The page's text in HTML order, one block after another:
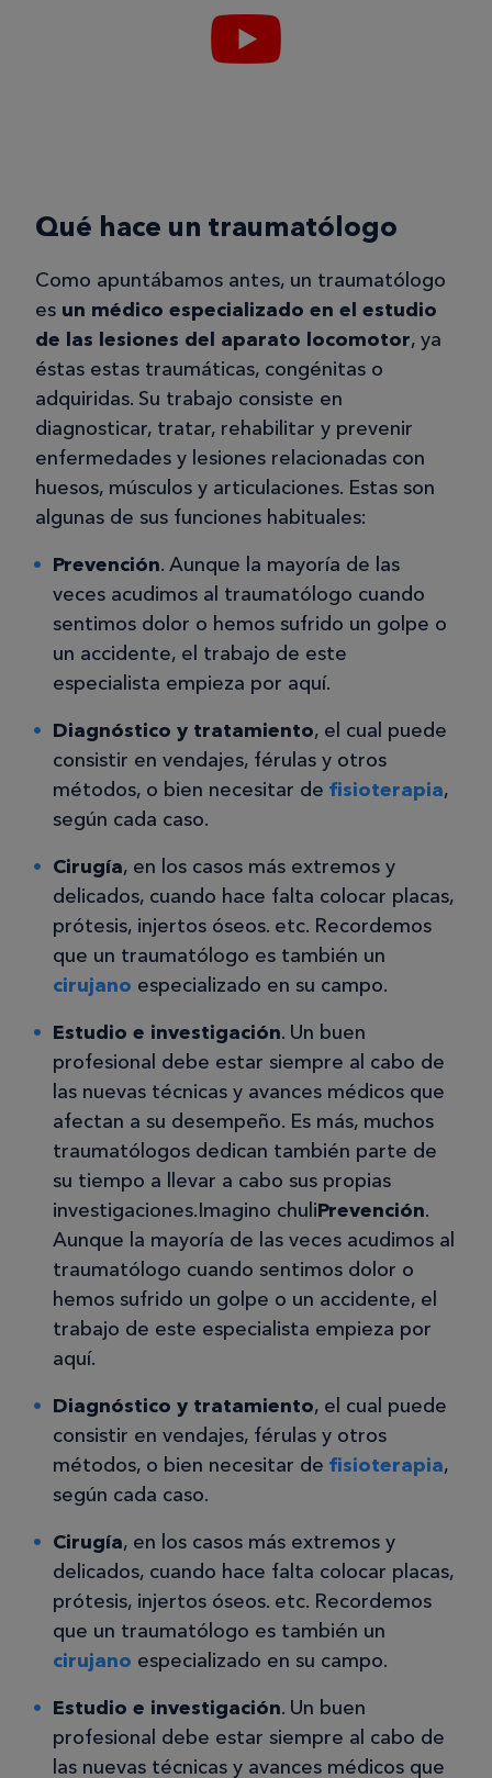
Qué hace un traumatólogo
Como apuntábamos antes, un traumatólogo
es un médico especializado en el estudio
de las lesiones del aparato locomotor, ya
éstas estas traumáticas, congénitas o
adquiridas. Su trabajo consiste en
diagnosticar, tratar, rehabilitar y prevenir
enfermedades y lesiones relacionadas con
huesos, músculos y articulaciones. Estas son
algunas de sus funciones habituales:
Prevención. Aunque la mayoría de las
veces acudimos al traumatólogo cuando
sentimos dolor o hemos sufrido un golpe o
un accidente, el trabajo de este
especialista empieza por aquí.
Diagnóstico y tratamiento, el cual puede
consistir en vendajes, férulas y otros
métodos, o bien necesitar de fisioterapia,
según cada caso.
Cirugía, en los casos más extremos y
delicados, cuando hace falta colocar placas,
prótesis, injertos óseos. etc. Recordemos
que un traumatólogo es también un
cirujano especializado en su campo.
Estudio e investigación. Un buen
profesional debe estar siempre al cabo de
las nuevas técnicas y avances médicos que
afectan a su desempeño. Es más, muchos
traumatólogos dedican también parte de
su tiempo a llevar a cabo sus propias
investigaciones.Imagino chuliPrevención.
Aunque la mayoría de las veces acudimos al
traumatólogo cuando sentimos dolor o
hemos sufrido un golpe o un accidente, el
trabajo de este especialista empieza por
aquí.
Diagnóstico y tratamiento, el cual puede
consistir en vendajes, férulas y otros
métodos, o bien necesitar de fisioterapia,
según cada caso.
Cirugía, en los casos más extremos y
delicados, cuando hace falta colocar placas,
prótesis, injertos óseos. etc. Recordemos
que un traumatólogo es también un
cirujano especializado en su campo.
Estudio e investigación. Un buen
profesional debe estar siempre al cabo de
las nuevas técnicas y avances médicos que